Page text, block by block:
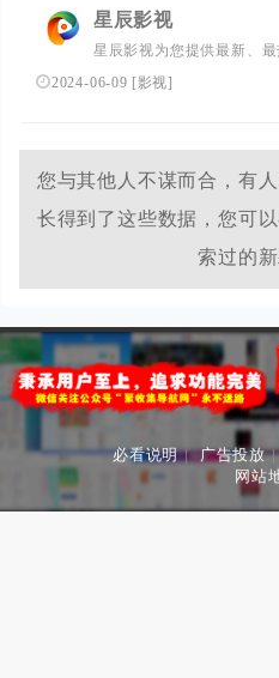
星辰影视
星辰影视为您提供最新、
高清在线观看服务。
2024-06-09 [影视]
您与其他人不谋而合，有
长得到了这些数据，您可
索过的
必看说明 | 广告投放
网站